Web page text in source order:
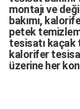
montajıve
bakımı,
petek
tesisatı kaçak
kalorifer
üzerine her